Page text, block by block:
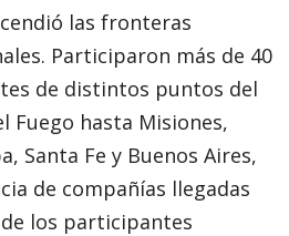
las fronteras
Participaron más de 40
de distintos puntos del
Fuego hasta Misiones,
Santa Fe y Buenos Aires,
de compañías llegadas
los participantes